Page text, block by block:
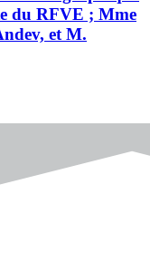
du RFVE ; Mme
et M.